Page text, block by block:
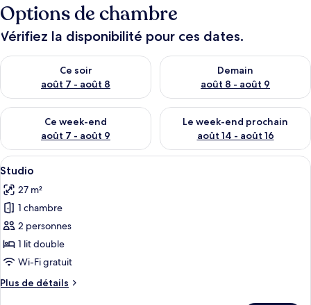
Options de chambre
Vérifiez la disponibilité pour ces dates.
Ce soir
août 7 - août 8
Vérifier la disponibilité pour ce soir août 7 - août 8
Demain
août 8 - août 9
Vérifier la disponibilité pour
Ce week-end
août 7 - août 9
Vérifier la disponibilité pour ce week-end août 7 - août 9
Le week-end prochain
août 14 - août 16
Vérifier la disponibilité pour
Afficher
toutes
les
photos
pour
ce
type
chambre :
Studio | Rideaux occultants, Wi-Fi
12
Studio
27 m²
1 chambre
2 personnes
1 lit double
Wi-Fi gratuit
Plus de détails
Plus